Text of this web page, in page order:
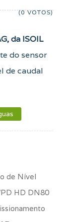
(0 VOTOS)
da ISOIL
do sensor
de caudal
de Nível
HD DN80